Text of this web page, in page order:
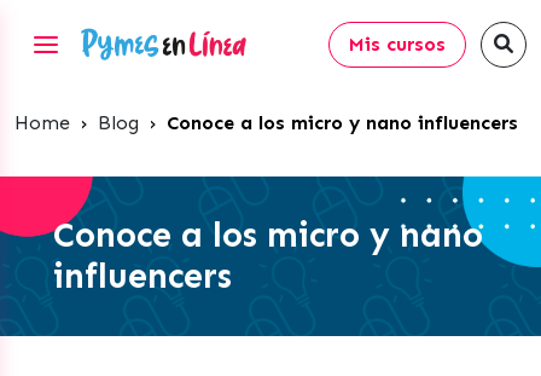
Mis cursos
Home › Blog › Conoce a los micro y nano influencers
Conoce a los micro y nano
influencers